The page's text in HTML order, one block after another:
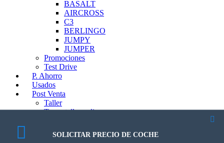
BASALT
AIRCROSS
C3
BERLINGO
JUMPY
JUMPER
Promociones
Test Drive
P. Ahorro
Usados
Post Venta
Taller
Turno taller online
Intervenciones Rápidas
SOLICITAR PRECIO DE COCHE